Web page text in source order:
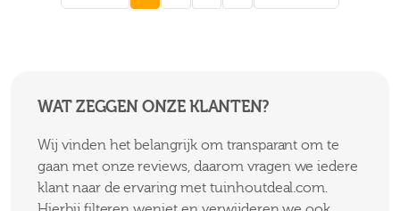
WAT ZEGGEN ONZE KLANTEN?
Wij vinden het belangrijk om transparant om te
gaan met onze reviews, daarom vragen we iedere
klant naar de ervaring met tuinhoutdeal.com.